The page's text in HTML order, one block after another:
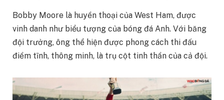
Bobby Moore là huyền thoại của West Ham, được
vinh danh như biểu tượng của bóng đá Anh. Với băng
đội trưởng, ông thể hiện được phong cách thi đấu
điềm tĩnh, thông minh, là trụ cột tinh thần của cả đội.